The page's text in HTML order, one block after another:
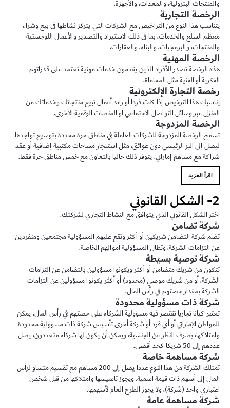
والمنتجات البترولية، والمعدات، والأجهزة.
الرخصة التجارية
يتناسب هذا النوع من التراخيص مع الشركات التي يتركز نشاطها في بيع وشراء
معظم السلع والخدمات، بما في ذلك الاستيراد والتصدير والأعمال اللوجستية
والمنتجات، والبرمجيات، والبناء، والعقارات.
الرخصة المهنية
هذه الرخصة تصدر للأفراد الذين يقدمون خدمات مهنية تعتمد على قدراتهم
الفكرية أو الفنية مثل المحاماة.
رخصة التجارة الإلكترونية
يناسبك هذا الترخيص إذا كنت فردا أو رائد أعمال تبيع منتجاتك وخدماتك من
المنزل عبر وسائل التواصل الاجتماعي أو المنصات الرقمية الأخرى.
الرخصة المزدوجة
تسمح الرخصة المزدوجة للشركات العاملة في مناطق حرة محددة بتوسيع تواجدها
ليصل إلى البر الرئيسي دون عوائق، مثل استئجار مساحات مكتبية إضافية أو عقد
شراكة مع مساهم إماراتي. يتوفر ذلك حاليا بالتعاون مع خمس مناطق حرة فقط.
اقرأ المزيد
2- الشكل القانوني
اختر الشكل القانوني الذي يتوافق مع النشاط التجاري لشركتك.
شركة تضامن
تضم شركة التضامن شريكين أو أكثر وتقع عليهم المسؤولية مجتمعين ومنفردين
عن التزامات الشركة، وتطال المسؤولية أموالهم الخاصة.
شركة توصية بسيطة
تتكون من شريك متضامن أو أكثر ويكونوا مسؤولين بالتضامن عن التزامات
الشركة، أو من شريك موصي (محدود) أو أكثر يكونوا مسؤولين عن التزامات
الشركة بمقدار حصتهم في رأس المال.
شركة ذات مسؤولية محدودة
تعتبر كيانا تجاريا تقتصر فيه مسؤولية الشركاء على حصتهم في رأس المال. يمكن
للمواطن الإماراتي أو أي فرد أو شركة أخرى تأسيس شركة ذات مسؤولية محدودة
وامتلاكها، بصرف النظر عن الجنسية، ويمكن أن يكون لها شركاء متعددون، يصل
عددهم إلى 50 شريكا كحد أقصى.
شركة مساهمة خاصة
تمتلك الشركة من هذا النوع عددا يصل إلى 200 مساهم مع تقسيم متساو لرأس
المال إلى أسهم ذات قيمة اسمية. ويجوز تأسيسها وامتلاكها من قبل شخص
اعتباري واحد (شركة)، ولا يجوز الطرح العام لأسهمها.
شركة مساهمة عامة